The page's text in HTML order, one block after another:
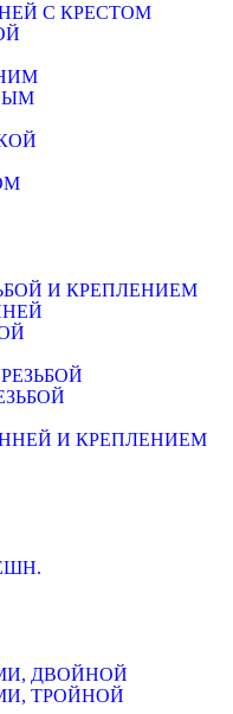
С КРЕСТОМ
И КРЕПЛЕНИЕМ
И КРЕПЛЕНИЕМ
ДВОЙНОЙ
ТРОЙНОЙ